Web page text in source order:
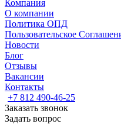
Компания
О компании
Политика ОПД
Пользовательское
Новости
Блог
Отзывы
Вакансии
Контакты
+7 812 490-46-25
Заказать звонок
Задать вопрос